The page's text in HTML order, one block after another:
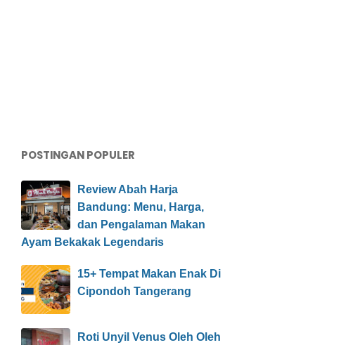
POSTINGAN POPULER
Review Abah Harja
Bandung: Menu, Harga,
dan Pengalaman Makan
Ayam Bekakak Legendaris
15+ Tempat Makan Enak Di
Cipondoh Tangerang
Roti Unyil Venus Oleh Oleh